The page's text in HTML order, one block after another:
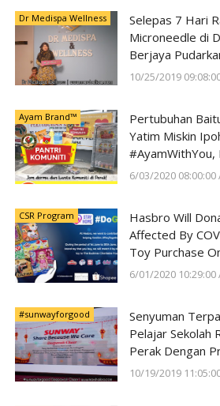
Dr Medispa Wellness
Selepas 7 Hari
Microneedle di
Berjaya
10/25/2019
Ayam Brand™
Pertubuhan
Yatim Miskin
6/03/2020 08:00:00
CSR Program
Hasbro Will
Affected By
Toy Purchase
6/01/2020 10:29:00
#sunwayforgood
Senyuman
Pelajar Sekolah
Perak Dengan
10/19/2019